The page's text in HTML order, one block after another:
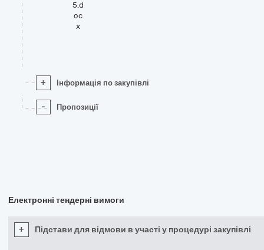
5.d
oc
x
+ Інформація по закупівлі
- Пропозиції
Електронні тендерні вимоги
+ Підстави для відмови в участі у процедурі закупівлі